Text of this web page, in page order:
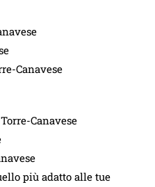
Canavese
Canavese
più adatto alle tue